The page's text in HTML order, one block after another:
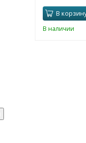
В
В наличии